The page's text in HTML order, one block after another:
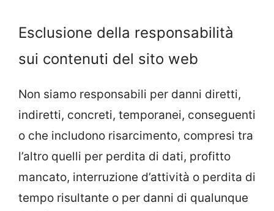
Esclusione della responsabilità
sui contenuti del sito web
Non siamo responsabili per danni diretti,
indiretti, concreti, temporanei, conseguenti
o che includono risarcimento, compresi tra
l’altro quelli per perdita di dati, profitto
mancato, interruzione d’attività o perdita di
tempo risultante o per danni di qualunque